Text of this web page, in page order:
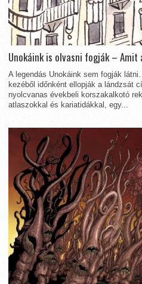
Unokáink is olvasni fogják –
A legendás Unokáink sem fogják
kezéből időnként ellopják a lándzsát
nyolcvanas évekbeli korszakalkotó
atlaszokkal és kariatidákkal, egy...